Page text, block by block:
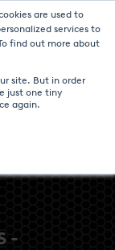
are used to
services to
find out more about
site. But in order
just one tiny
again.
CARRERA
-